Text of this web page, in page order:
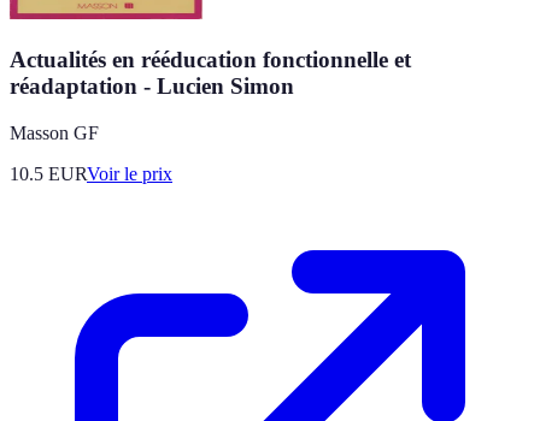
Actualités en rééducation fonctionnelle et
réadaptation - Lucien Simon
Masson GF
10.5 EURVoir le prix